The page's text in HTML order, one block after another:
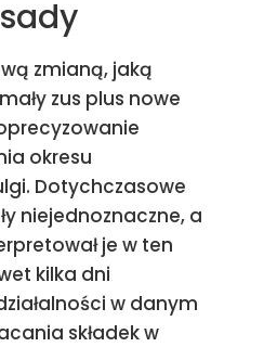
zmianą, jaką
zus plus nowe
okresu
Dotychczasowe
niejednoznaczne, a
je w ten
kilka dni
w danym
składek w